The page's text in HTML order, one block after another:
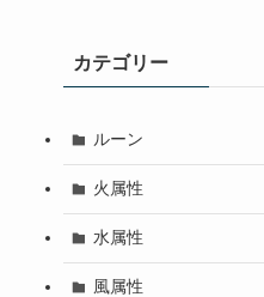
カテゴリー
ルーン
火属性
水属性
風属性